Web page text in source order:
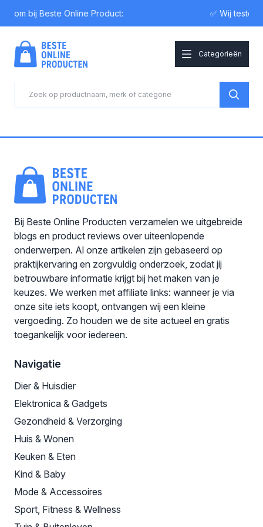
bij Beste Online Product: ✅ Wij testen
Categorieën
Bij Beste Online Producten verzamelen we uitgebreide
blogs en product reviews over uiteenlopende
onderwerpen. Al onze artikelen zijn gebaseerd op
praktijkervaring en zorgvuldig onderzoek, zodat jij
betrouwbare informatie krijgt bij het maken van je
keuzes. We werken met affiliate links: wanneer je via
onze site iets koopt, ontvangen wij een kleine
vergoeding. Zo houden we de site actueel en gratis
toegankelijk voor iedereen.
Navigatie
Dier & Huisdier
Elektronica & Gadgets
Gezondheid & Verzorging
Huis & Wonen
Keuken & Eten
Kind & Baby
Mode & Accessoires
Sport, Fitness & Wellness